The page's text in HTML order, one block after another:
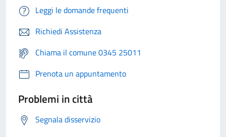
Leggi le domande frequenti
Richiedi Assistenza
Chiama il comune 0345 25011
Prenota un appuntamento
Problemi in città
Segnala disservizio